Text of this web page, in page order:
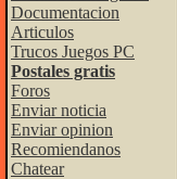
Documentacion
Articulos
Trucos Juegos PC
Postales gratis
Foros
Enviar noticia
Enviar opinion
Recomiendanos
Chatear